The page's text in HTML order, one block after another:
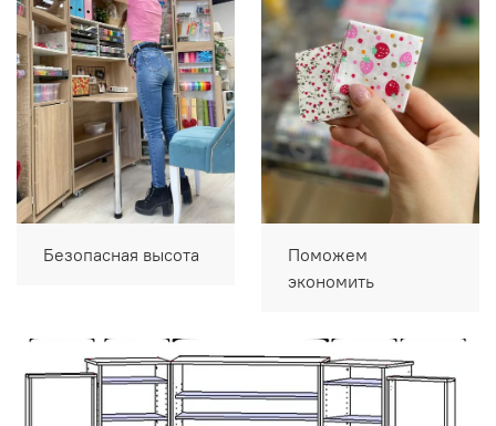
Безопасная высота
Поможем
экономить